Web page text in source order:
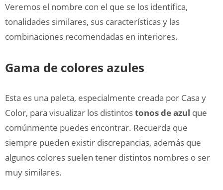
Veremos el nombre con el que se los identifica,
tonalidades similares, sus características y las
combinaciones recomendadas en interiores.
Gama de colores azules
Esta es una paleta, especialmente creada por Casa y
Color, para visualizar los distintostonos de azul que
comúnmente puedes encontrar. Recuerda que
siempre pueden existir discrepancias, además que
algunos colores suelen tener distintos nombres o ser
muy similares.